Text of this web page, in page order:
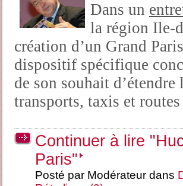
Dans un
la région Ile-
création d’un Grand
dispositif spécifique
de son souhait
transports, taxis et
Continuer à lire
Paris"
Posté par Modérateur dans